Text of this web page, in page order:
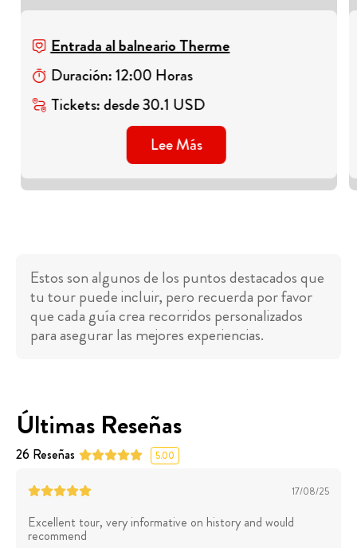
Entrada al balneario Therme
Duración:12:00 Horas
Tickets:desde30.1 USD
Lee Más
Estos son algunos de los puntos destacados que
tu tour puede incluir, pero recuerda por favor
que cada guía crea recorridos personalizados
para asegurar las mejores experiencias.
Últimas Reseñas
26 Reseñas 5.00
17/08/25
Excellent tour, very informative on history and would
recommend